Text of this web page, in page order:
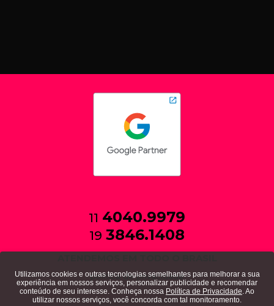
11 4040.9979
19 3846.1408
política de privacidade
Utilizamos cookies e outras tecnologias semelhantes para melhorar a sua
experiência em nossos serviços, personalizar publicidade e recomendar
conteúdo de seu interesse. Conheça nossa Política de Privacidade. Ao
utilizar nossos serviços, você concorda com tal monitoramento.